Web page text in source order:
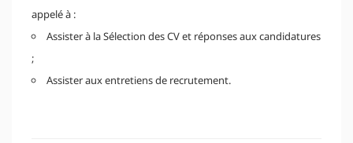
appelé à :
Assister à la Sélection des CV et réponses aux candidatures
;
Assister aux entretiens de recrutement.